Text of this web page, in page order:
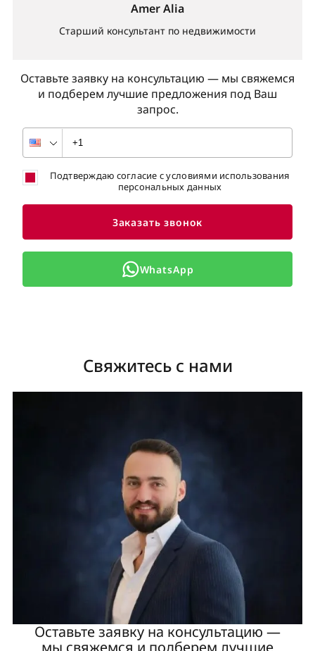
Оставьте заявку на консультацию — мы свяжемся
и подберем лучшие предложения под Ваш
запрос.
Amer Alia
Старший консультант по недвижимости
Подтверждаю согласие с условиями использования
персональных данных
Заказать звонок
WhatsApp
Свяжитесь с нами
Оставьте заявку на консультацию —
мы свяжемся и подберем лучшие